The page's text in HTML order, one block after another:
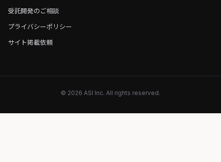
受託開発のご相談
プライバシーポリシー
サイト掲載依頼
© 2026 ASI Inc. All rights reserved.